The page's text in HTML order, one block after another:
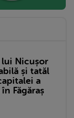
Nicușor
și tatăl
a
Făgăraș